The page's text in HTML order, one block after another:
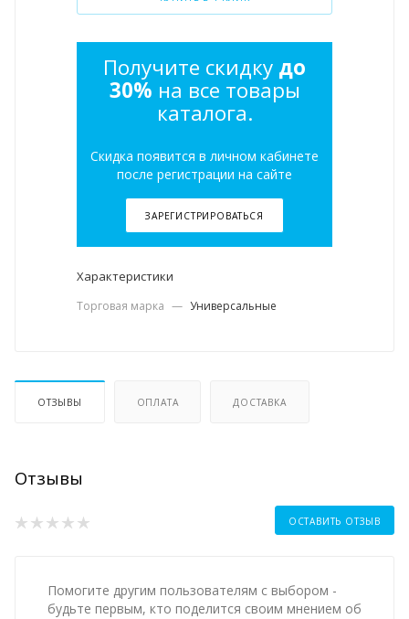
Получите скидку до
30% на все товары
каталога.
Скидка появится в личном кабинете
после регистрации на сайте
ЗАРЕГИСТРИРОВАТЬСЯ
Характеристики
Торговая марка — Универсальные
ОТЗЫВЫ ОПЛАТА ДОСТАВКА
Отзывы
ОСТАВИТЬ ОТЗЫВ
Помогите другим пользователям с выбором -
будьте первым, кто поделится своим мнением об